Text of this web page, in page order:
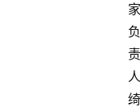
家
负
责
人
绮